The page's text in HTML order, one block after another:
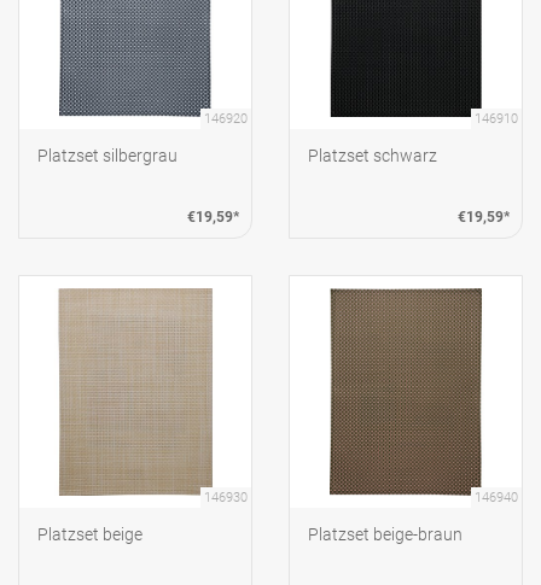
146920
Platzset silbergrau
€19,59*
146910
Platzset schwarz
€19,59*
146930
Platzset beige
146940
Platzset beige-braun